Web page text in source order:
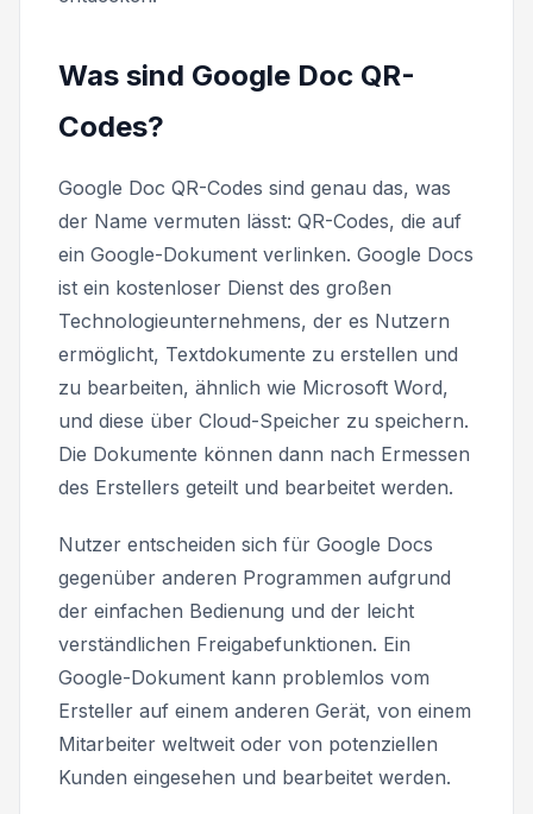
Was sind Google Doc QR-
Codes?
Google Doc QR-Codes sind genau das, was
der Name vermuten lässt: QR-Codes, die auf
ein Google-Dokument verlinken. Google Docs
ist ein kostenloser Dienst des großen
Technologieunternehmens, der es Nutzern
ermöglicht, Textdokumente zu erstellen und
zu bearbeiten, ähnlich wie Microsoft Word,
und diese über Cloud-Speicher zu speichern.
Die Dokumente können dann nach Ermessen
des Erstellers geteilt und bearbeitet werden.
Nutzer entscheiden sich für Google Docs
gegenüber anderen Programmen aufgrund
der einfachen Bedienung und der leicht
verständlichen Freigabefunktionen. Ein
Google-Dokument kann problemlos vom
Ersteller auf einem anderen Gerät, von einem
Mitarbeiter weltweit oder von potenziellen
Kunden eingesehen und bearbeitet werden.